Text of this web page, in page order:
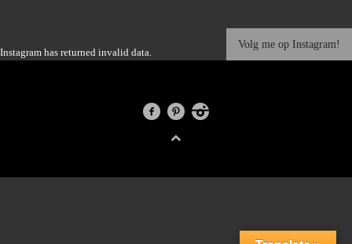
Instagram has returned invalid data.
Volg me op Instagram!